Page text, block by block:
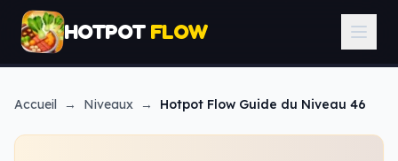
HOTPOT FLOW
Accueil → Niveaux → Hotpot Flow Guide du Niveau 46